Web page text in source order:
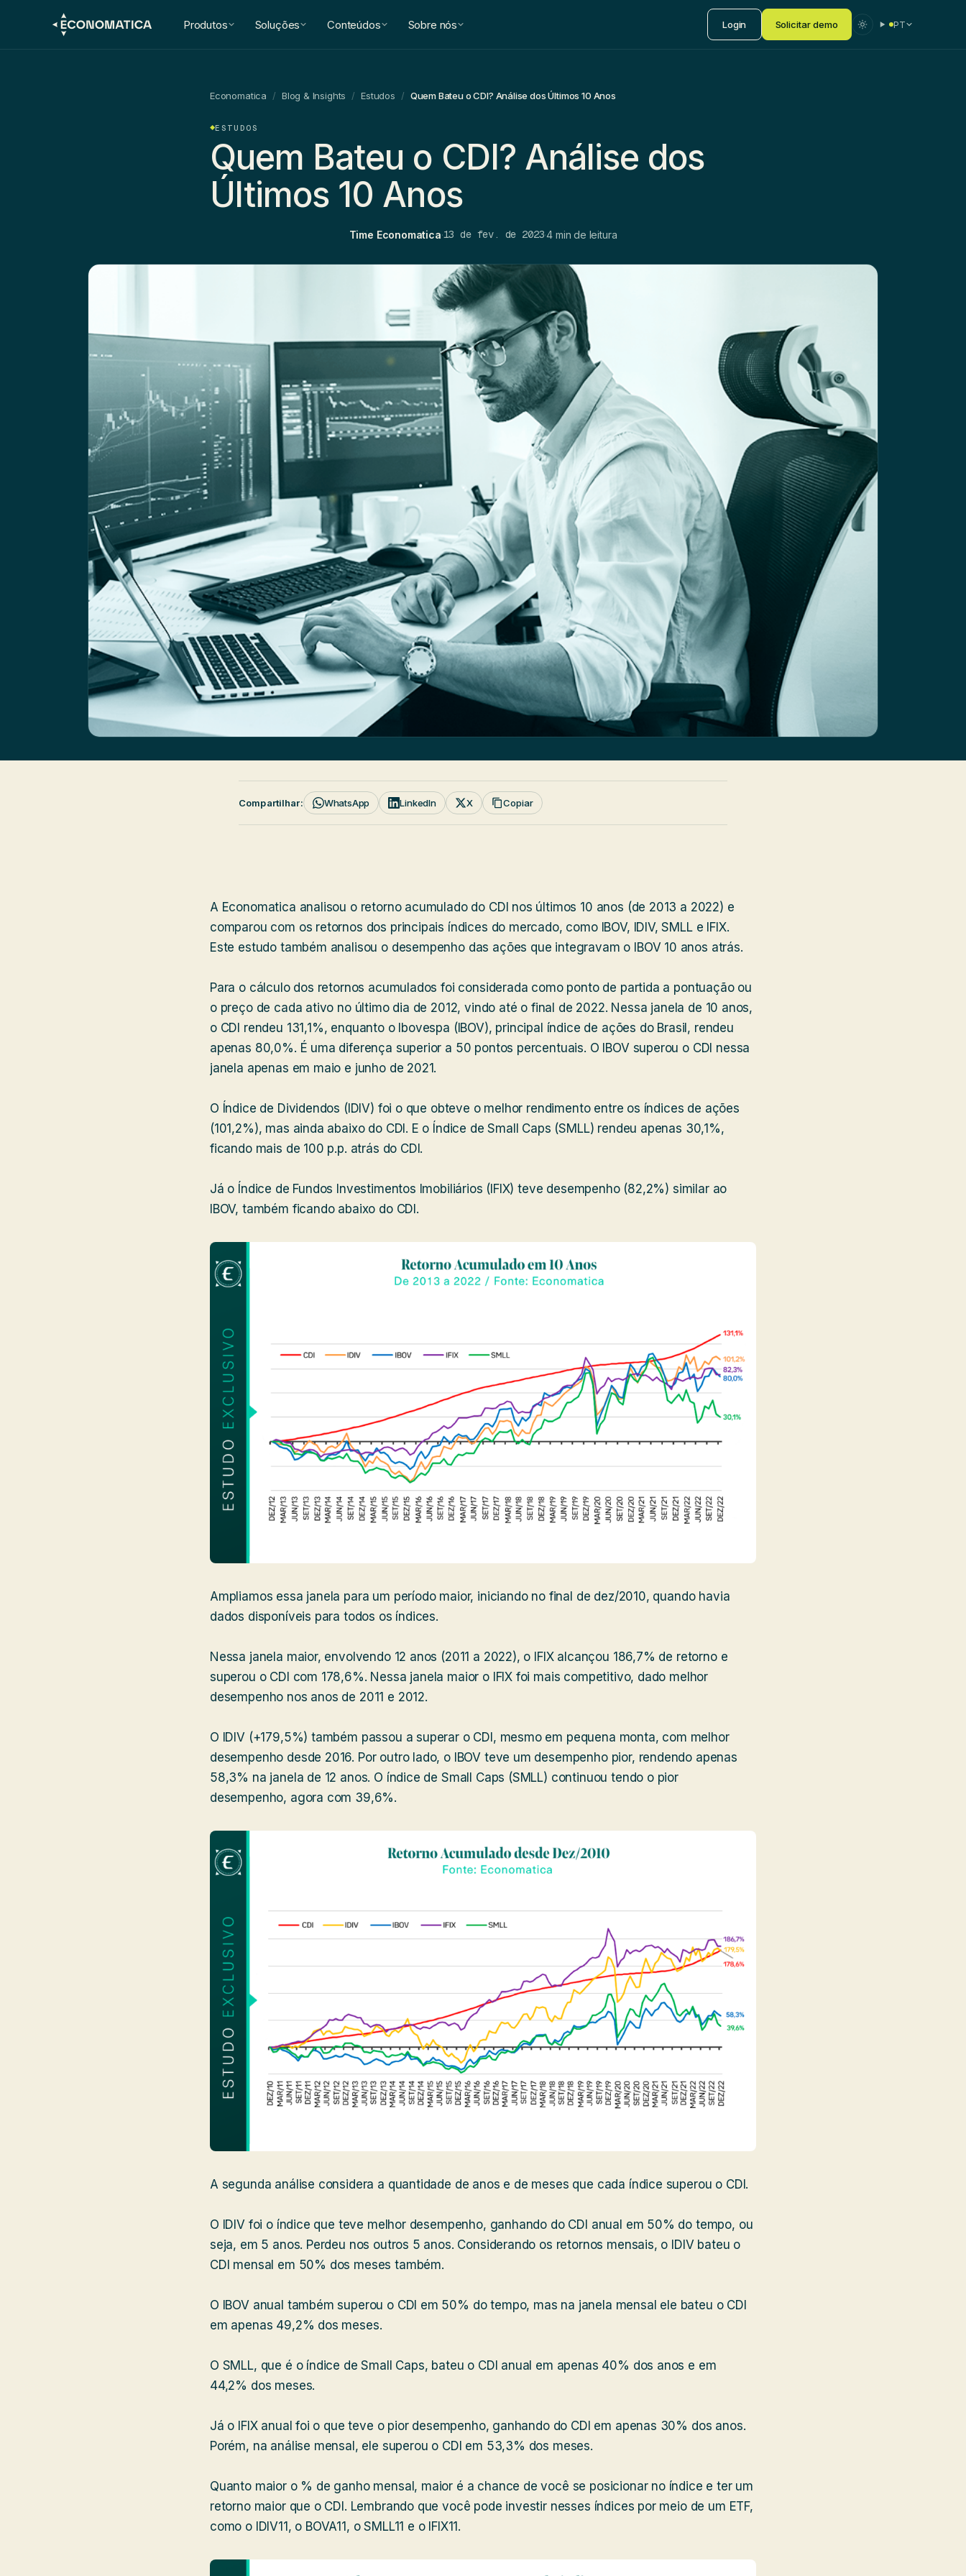
Produtos Soluções Conteúdos Sobre nós Login Solicitar demo PT
Economatica / Blog & Insights / Estudos / Quem Bateu o CDI? Análise dos Últimos 10 Anos
ESTUDOS
Quem Bateu o CDI? Análise dos
Últimos 10 Anos
Time Economatica·13 de fev. de 2023·4 min de leitura
Compartilhar: WhatsApp LinkedIn X Copiar
A Economatica analisou o retorno acumulado do CDI nos últimos 10 anos (de 2013 a 2022) e
comparou com os retornos dos principais índices do mercado, como IBOV, IDIV, SMLL e IFIX.
Este estudo também analisou o desempenho das ações que integravam o IBOV 10 anos atrás.
Para o cálculo dos retornos acumulados foi considerada como ponto de partida a pontuação ou
o preço de cada ativo no último dia de 2012, vindo até o final de 2022. Nessa janela de 10 anos,
o CDI rendeu 131,1%, enquanto o Ibovespa (IBOV), principal índice de ações do Brasil, rendeu
apenas 80,0%. É uma diferença superior a 50 pontos percentuais. O IBOV superou o CDI nessa
janela apenas em maio e junho de 2021.
O Índice de Dividendos (IDIV) foi o que obteve o melhor rendimento entre os índices de ações
(101,2%), mas ainda abaixo do CDI. E o Índice de Small Caps (SMLL) rendeu apenas 30,1%,
ficando mais de 100 p.p. atrás do CDI.
Já o Índice de Fundos Investimentos Imobiliários (IFIX) teve desempenho (82,2%) similar ao
IBOV, também ficando abaixo do CDI.
Ampliamos essa janela para um período maior, iniciando no final de dez/2010, quando havia
dados disponíveis para todos os índices.
Nessa janela maior, envolvendo 12 anos (2011 a 2022), o IFIX alcançou 186,7% de retorno e
superou o CDI com 178,6%. Nessa janela maior o IFIX foi mais competitivo, dado melhor
desempenho nos anos de 2011 e 2012.
O IDIV (+179,5%) também passou a superar o CDI, mesmo em pequena monta, com melhor
desempenho desde 2016. Por outro lado, o IBOV teve um desempenho pior, rendendo apenas
58,3% na janela de 12 anos. O índice de Small Caps (SMLL) continuou tendo o pior
desempenho, agora com 39,6%.
A segunda análise considera a quantidade de anos e de meses que cada índice superou o CDI.
O IDIV foi o índice que teve melhor desempenho, ganhando do CDI anual em 50% do tempo, ou
seja, em 5 anos. Perdeu nos outros 5 anos. Considerando os retornos mensais, o IDIV bateu o
CDI mensal em 50% dos meses também.
O IBOV anual também superou o CDI em 50% do tempo, mas na janela mensal ele bateu o CDI
em apenas 49,2% dos meses.
O SMLL, que é o índice de Small Caps, bateu o CDI anual em apenas 40% dos anos e em
44,2% dos meses.
Já o IFIX anual foi o que teve o pior desempenho, ganhando do CDI em apenas 30% dos anos.
Porém, na análise mensal, ele superou o CDI em 53,3% dos meses.
Quanto maior o % de ganho mensal, maior é a chance de você se posicionar no índice e ter um
retorno maior que o CDI. Lembrando que você pode investir nesses índices por meio de um ETF,
como o IDIV11, o BOVA11, o SMLL11 e o IFIX11.